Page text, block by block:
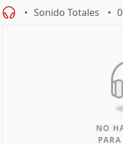
Sonido Totales